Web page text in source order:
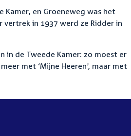
Kamer, en Groeneweg was het
in 1937 werd ze Ridder in
in de Tweede Kamer: zo moest er
met ‘Mijne Heeren’, maar met